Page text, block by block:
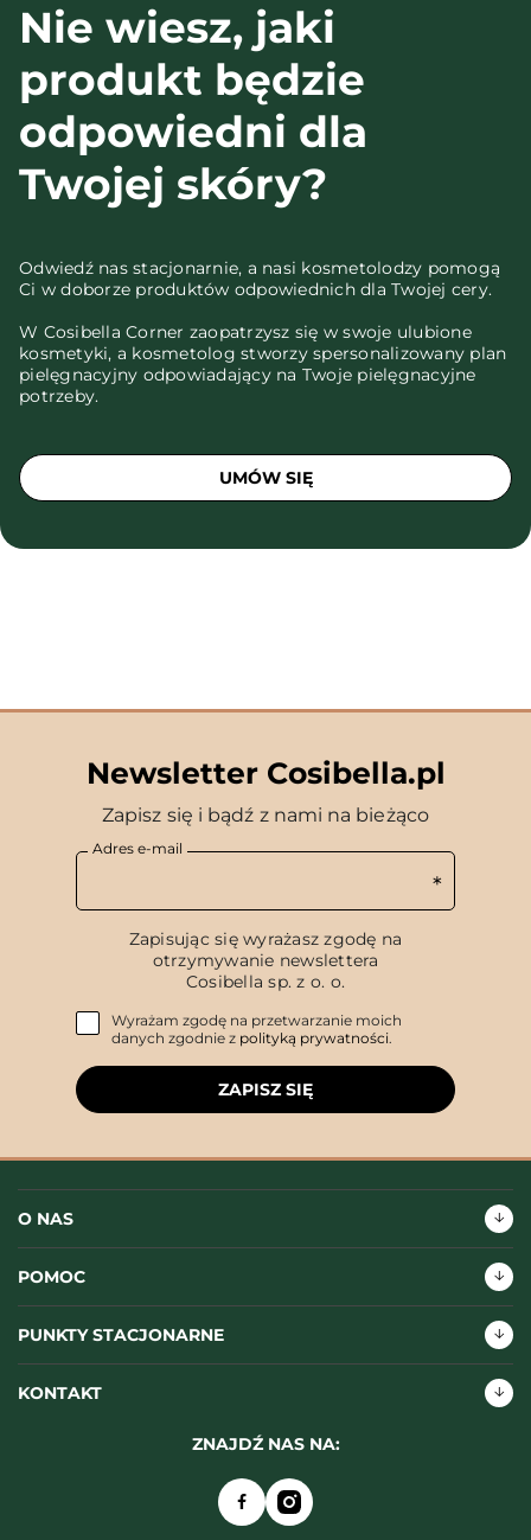
Nie wiesz, jaki
produkt będzie
odpowiedni dla
Twojej skóry?
Odwiedź nas stacjonarnie, a nasi kosmetolodzy pomogą
Ci w doborze produktów odpowiednich dla Twojej cery.
W Cosibella Corner zaopatrzysz się w swoje ulubione
kosmetyki, a kosmetolog stworzy spersonalizowany plan
pielęgnacyjny odpowiadający na Twoje pielęgnacyjne
potrzeby.
UMÓW SIĘ
Newsletter Cosibella.pl
Zapisz się i bądź z nami na bieżąco
Adres e-mail
Zapisując się wyrażasz zgodę na
otrzymywanie newslettera
Cosibella sp. z o. o.
Wyrażam zgodę na przetwarzanie moich
danych zgodnie z polityką prywatności.
ZAPISZ SIĘ
O NAS
POMOC
PUNKTY STACJONARNE
KONTAKT
ZNAJDŹ NAS NA: